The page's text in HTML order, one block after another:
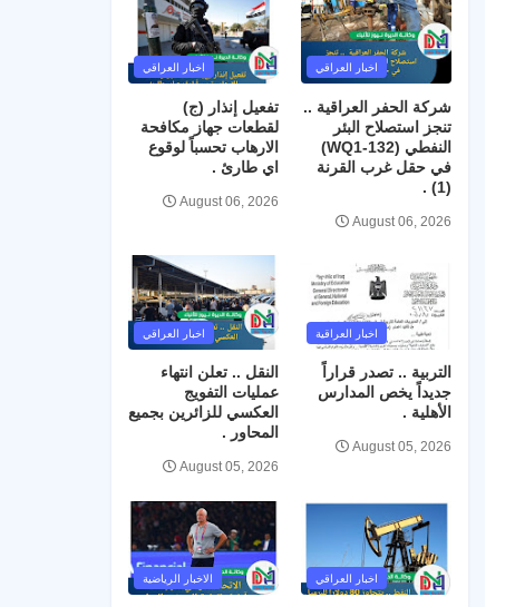
اخبار العراقي
شركة الحفر العراقية ..
تنجز استصلاح البئر
النفطي (WQ1-132)
في حقل غرب القرنة
(1) .
August 06, 2026
اخبار العراقي
تفعيل إنذار (ج)
لقطعات جهاز مكافحة
الارهاب تحسباً لوقوع
اي طارئ .
August 06, 2026
اخبار العراقية
التربية .. تصدر قراراً
جديداً يخص المدارس
الأهلية .
August 05, 2026
اخبار العراقي
النقل .. تعلن انتهاء
عمليات التفويج
العكسي للزائرين بجميع
المحاور .
August 05, 2026
اخبار العراقي الاخبار الرياضية